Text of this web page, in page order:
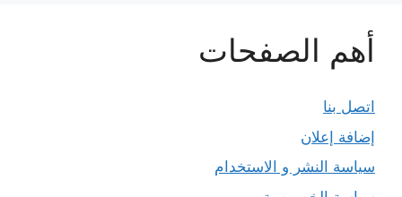
أهم الصفحات
اتصل بنا
إضافة إعلان
سياسة النشر و الاستخدام